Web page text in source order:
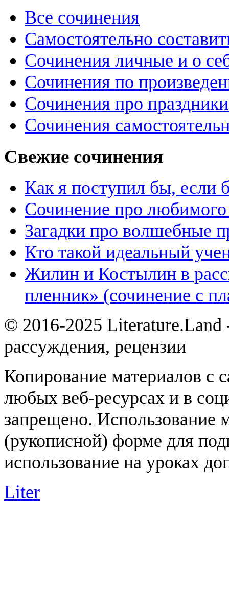
Все сочинения
Самостоятельно
Сочинения личные и о
Сочинения по
Сочинения про
Сочинения
Свежие сочинения
Как я поступил бы,
Сочинение про
Загадки про волшебные
Кто такой идеальный
Жилин и Костылин в
пленник» (сочинение с
© 2016-2025 Literature.Land
рассуждения, рецензии
Копирование материалов с
любых веб-ресурсах и в
запрещено. Использование
(рукописной) форме для
использование на уроках
Liter